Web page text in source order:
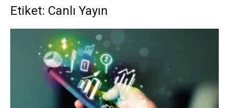
Optimizasyonu
Etiket: Canlı Yayın